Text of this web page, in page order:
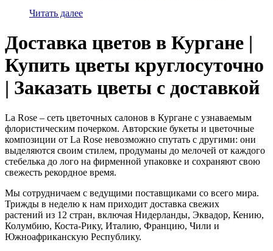
Читать далее
Доставка цветов в Кургане |
Купить цветы круглосуточно
| Заказать цветы с доставкой
La Rose – сеть цветочных салонов в Кургане с узнаваемым
флористическим почерком. Авторские букеты и цветочные
композиции от La Rose невозможно спутать с другими: они
выделяются своим стилем, продуманы до мелочей от каждого
стебелька до лого на фирменной упаковке и сохраняют свою
свежесть рекордное время.
Мы сотрудничаем с ведущими поставщиками со всего мира.
Трижды в неделю к нам приходит доставка свежих
растений из 12 стран, включая Нидерланды, Эквадор, Кению,
Колумбию, Коста-Рику, Италию, Францию, Чили и
Южноафриканскую Республику.